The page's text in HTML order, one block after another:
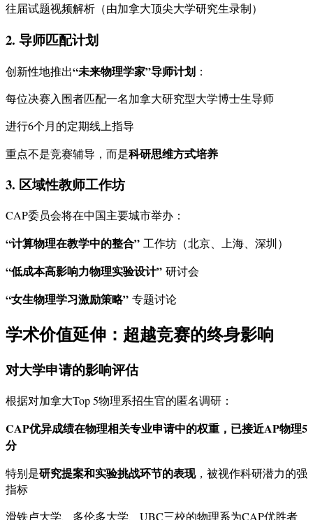
往届试题视频解析（由加拿大顶尖大学研究生录制）
2. 导师匹配计划
创新性地推出“未来物理学家”导师计划 ：
每位决赛入围者匹配一名加拿大研究型大学博士生导师
进行6个月的定期线上指导
重点不是竞赛辅导，而是科研思维方式培养
3. 区域性教师工作坊
CAP委员会将在中国主要城市举办：
“计算物理在教学中的整合” 工作坊（北京、上海、深圳）
“低成本高影响力物理实验设计” 研讨会
“女生物理学习激励策略” 专题讨论
学术价值延伸：超越竞赛的终身影响
对大学申请的影响评估
根据对加拿大Top 5物理系招生官的匿名调研：
CAP优异成绩在物理相关专业申请中的权重，已接近AP物理5
分
特别是研究提案和实验挑战环节的表现，被视作科研潜力的强
指标
滑铁卢大学、多伦多大学、UBC三校的物理系为CAP优胜者